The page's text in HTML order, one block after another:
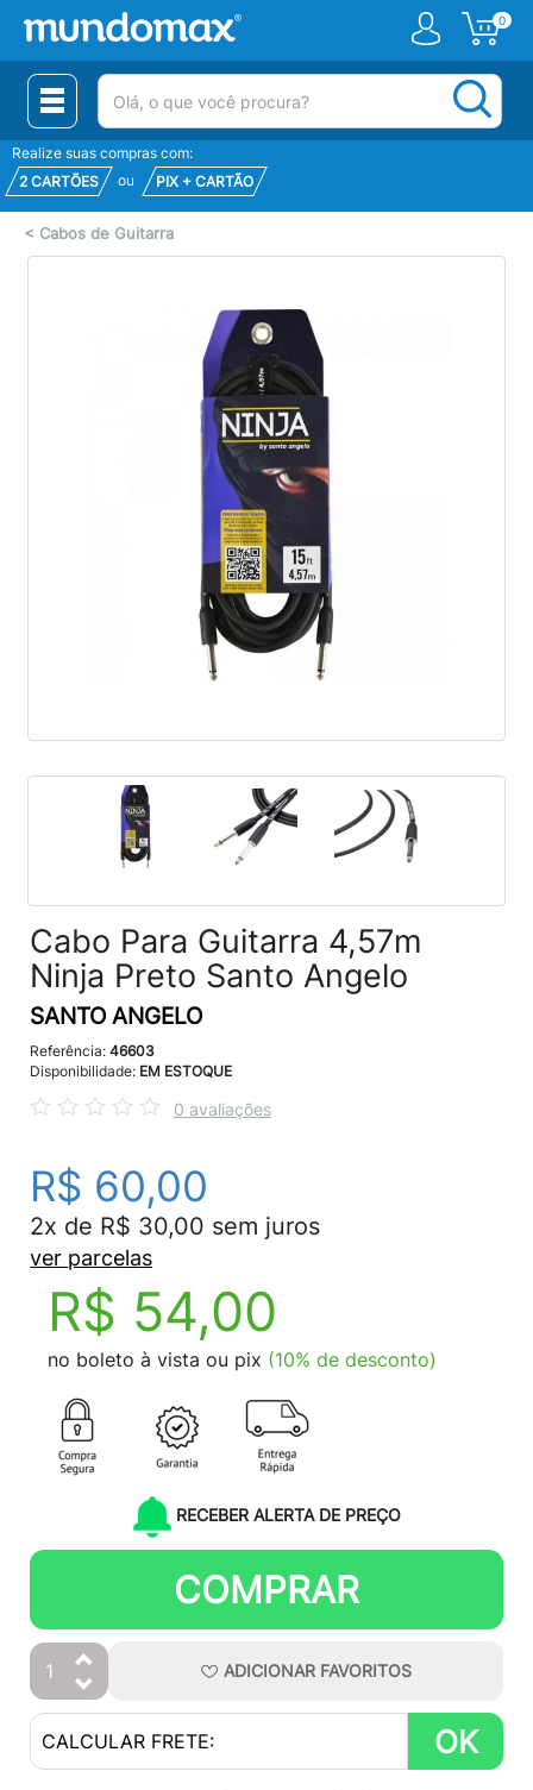
0
(pesquisar)
Realize suas compras com:
2 CARTÕES
ou PIX + CARTÃO
< Cabos de Guitarra
Cabo Para Guitarra 4,57m
Ninja Preto Santo Angelo
SANTO ANGELO
Referência: 46603
Disponibilidade: EM ESTOQUE
0 avaliações
R$ 60,00
2x de R$ 30,00 sem juros
ver parcelas
R$ 54,00
no boleto à vista ou pix (10% de desconto)
RECEBER ALERTA DE PREÇO
COMPRAR
ADICIONAR FAVORITOS
OK